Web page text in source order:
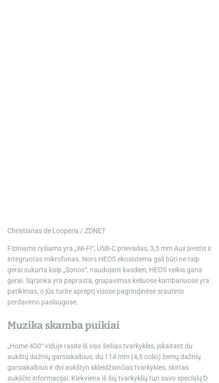
Christianas de Looperis / ZDNET
Fiziniams ryšiams yra „Wi-Fi“, USB-C prievadas, 3,5 mm Aux įvestis ir
integruotas mikrofonas. Nors HEOS ekosistema gali būti ne taip
gerai sukurta kaip „Sonos“, naudojant kasdien, HEOS veikia gana
gerai. Sąranka yra paprasta, grupavimas keliuose kambariuose yra
patikimas, o jūs turite aprėptį visose pagrindinėse srautinio
perdavimo paslaugose.
Muzika skamba puikiai
„Home 400“ viduje rasite iš viso šešias tvarkykles, įskaitant du
aukštų dažnių garsiakalbius, du 114 mm (4,5 colio) žemų dažnių
garsiakalbius ir dvi aukštyn skleidžiančias tvarkykles, skirtas
aukščio informacijai. Kiekviena iš šių tvarkyklių turi savo specialų D